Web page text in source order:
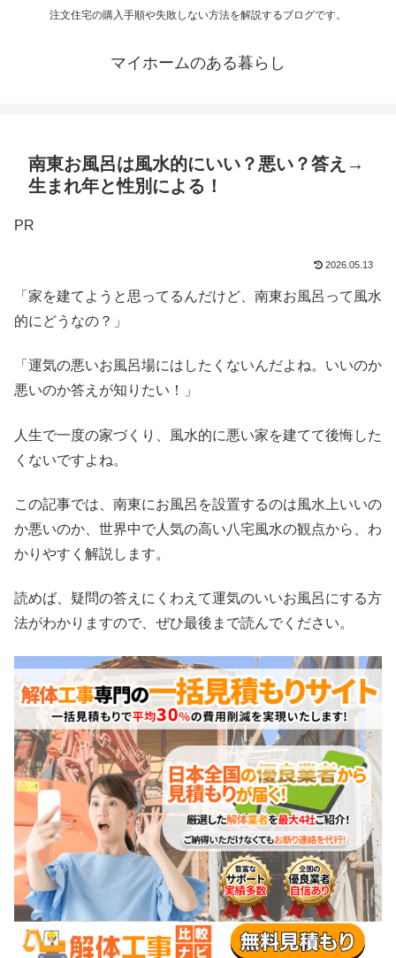
注文住宅の購入手順や失敗しない方法を解説するブログです。
マイホームのある暮らし
南東お風呂は風水的にいい？悪い？答え→
生まれ年と性別による！
PR
2026.05.13
「家を建てようと思ってるんだけど、南東お風呂って風水
的にどうなの？」
「運気の悪いお風呂場にはしたくないんだよね。いいのか
悪いのか答えが知りたい！」
人生で一度の家づくり、風水的に悪い家を建てて後悔した
くないですよね。
この記事では、南東にお風呂を設置するのは風水上いいの
か悪いのか、世界中で人気の高い八宅風水の観点から、わ
かりやすく解説します。
読めば、疑問の答えにくわえて運気のいいお風呂にする方
法がわかりますので、ぜひ最後まで読んでください。